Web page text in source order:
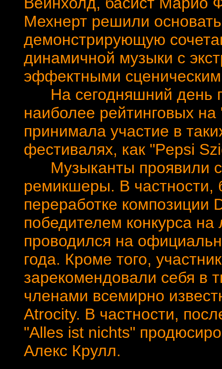
Мехнерт решили
демонстрирующую
динамичной музыки с
эффектными
На сегодняшний день
наиболее рейтинговых
принимала участие в
фестивалях, как "Pepsi
Музыканты проявили
ремикшеры. В частности,
переработке композиции
победителем конкурса
проводился на
года. Кроме того,
зарекомендовали себя в
членами всемирно
Atrocity. В частности,
"Alles ist nichts"
Алекс Крулл.